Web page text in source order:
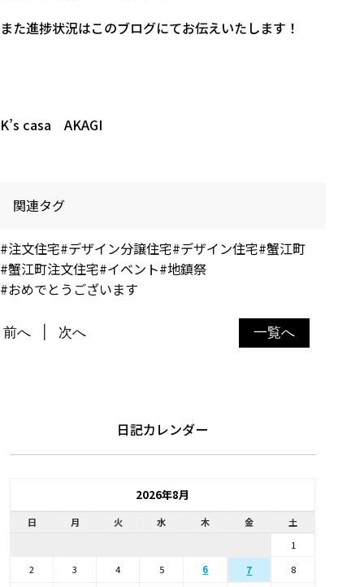
また進捗状況はこのブログにてお伝えいたします！
K’s casa AKAGI
関連タグ
#注文住宅#デザイン分譲住宅#デザイン住宅#蟹江町
#蟹江町注文住宅#イベント#地鎮祭
#おめでとうございます
一覧へ
前へ 次へ
日記カレンダー
2026年8月
日 月 火 水 木 金 土
1
2
3 4 5 6 7
8